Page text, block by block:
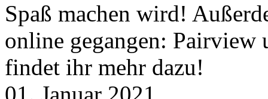
Spaß machen wird!
online gegangen:
findet ihr mehr dazu!